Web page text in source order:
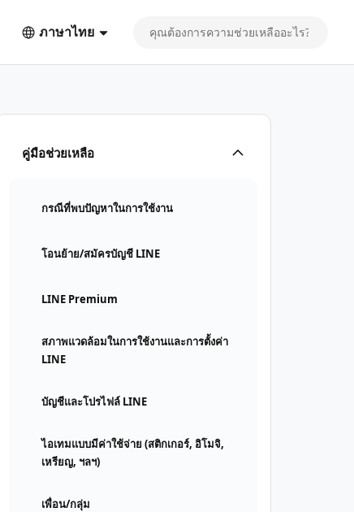
ภาษาไทย
คู่มือช่วยเหลือ
กรณีที่พบปัญหาในการใช้งาน
โอนย้าย/สมัครบัญชี LINE
LINE Premium
สภาพแวดล้อมในการใช้งานและการตั้งค่า
LINE
บัญชีและโปรไฟล์ LINE
ไอเทมแบบมีค่าใช้จ่าย (สติกเกอร์, อิโมจิ,
เหรียญ, ฯลฯ)
เพื่อน/กลุ่ม